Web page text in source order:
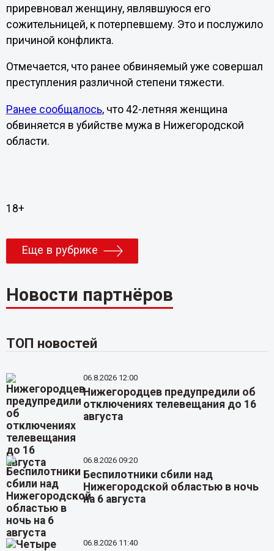
приревновал женщину, являвшуюся его
сожительницей, к потерпевшему. Это и послужило
причиной конфликта.
Отмечается, что ранее обвиняемый уже совершал
преступления различной степени тяжести.
Ранее сообщалось, что 42-летняя женщина
обвиняется в убийстве мужа в Нижегородской
области.
18+
Еще в рубрике
Новости партнёров
ТОП новостей
06.8.2026 12:00
Нижегородцев предупредили об
отключениях телевещания до 16
августа
06.8.2026 09:20
Беспилотники сбили над
Нижегородской областью в ночь
на 6 августа
06.8.2026 11:40